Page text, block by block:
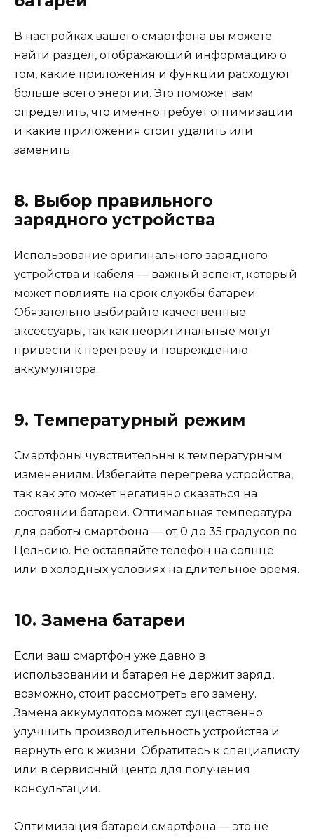
В настройках вашего смартфона вы можете
найти раздел, отображающий информацию о
том, какие приложения и функции расходуют
больше всего энергии. Это поможет вам
определить, что именно требует оптимизации
и какие приложения стоит удалить или
заменить.
8. Выбор правильного
зарядного устройства
Использование оригинального зарядного
устройства и кабеля — важный аспект, который
может повлиять на срок службы батареи.
Обязательно выбирайте качественные
аксессуары, так как неоригинальные могут
привести к перегреву и повреждению
аккумулятора.
9. Температурный режим
Смартфоны чувствительны к температурным
изменениям. Избегайте перегрева устройства,
так как это может негативно сказаться на
состоянии батареи. Оптимальная температура
для работы смартфона — от 0 до 35 градусов по
Цельсию. Не оставляйте телефон на солнце
или в холодных условиях на длительное время.
10. Замена батареи
Если ваш смартфон уже давно в
использовании и батарея не держит заряд,
возможно, стоит рассмотреть его замену.
Замена аккумулятора может существенно
улучшить производительность устройства и
вернуть его к жизни. Обратитесь к специалисту
или в сервисный центр для получения
консультации.
Оптимизация батареи смартфона — это не